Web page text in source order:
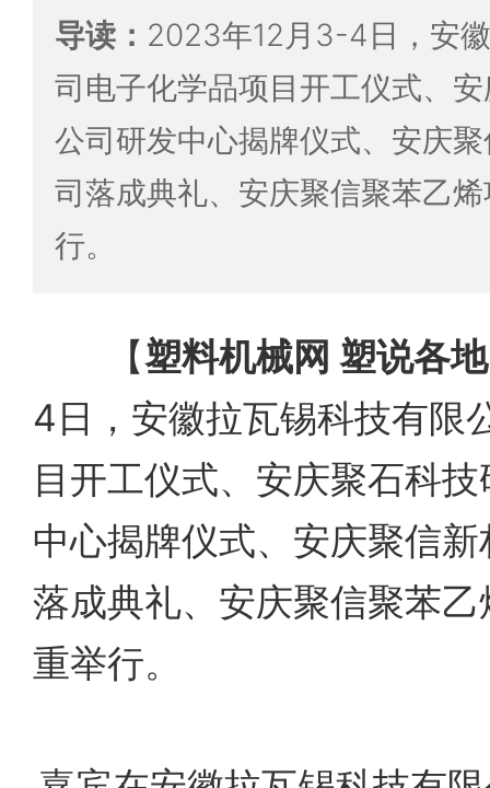
导读： 2023年12月3-4日，安
司电子化学品项目开工仪式、
公司研发中心揭牌仪式、安庆
司落成典礼、安庆聚信聚苯乙
行。
【塑料机械网 塑说各地
4日，安徽拉瓦锡科技有限
目开工仪式、安庆聚石科
中心揭牌仪式、安庆聚信
落成典礼、安庆聚信聚苯
重举行。